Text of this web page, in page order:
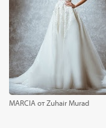
MARCIA от Zuhair Murad